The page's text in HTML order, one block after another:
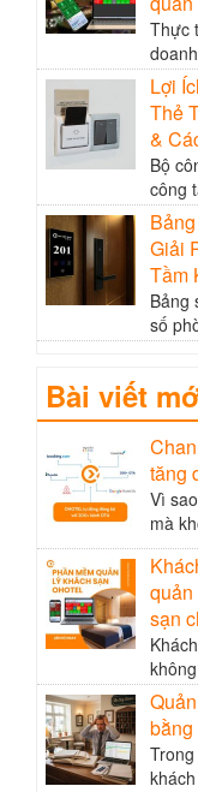
Thực
doanh
Lợi
Thẻ
&
Bộ
công
Giải
Tầm
Bảng
số
Bài viết
tăng
Vì
mà
quản
sạn